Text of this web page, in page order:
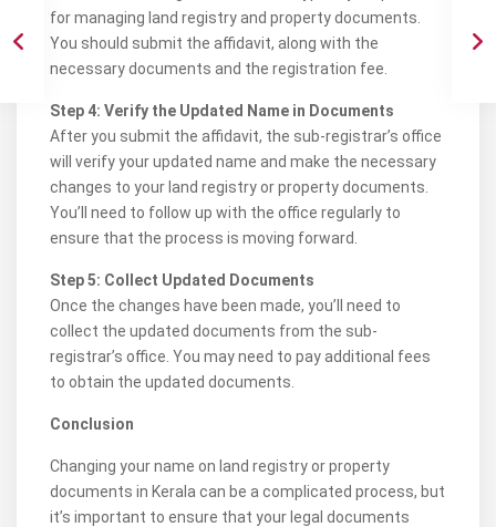
for managing land registry and property documents.
You should submit the affidavit, along with the
necessary documents and the registration fee.
Step 4: Verify the Updated Name in Documents
After you submit the affidavit, the sub-registrar’s office
will verify your updated name and make the necessary
changes to your land registry or property documents.
You’ll need to follow up with the office regularly to
ensure that the process is moving forward.
Step 5: Collect Updated Documents
Once the changes have been made, you’ll need to
collect the updated documents from the sub-
registrar’s office. You may need to pay additional fees
to obtain the updated documents.
Conclusion
Changing your name on land registry or property
documents in Kerala can be a complicated process, but
it’s important to ensure that your legal documents